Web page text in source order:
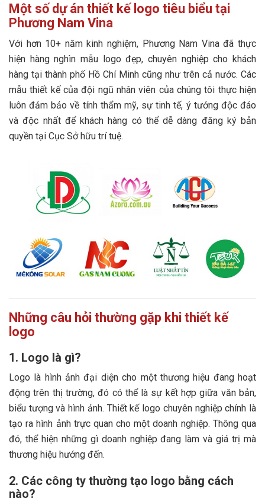
Một số dự án thiết kế logo tiêu biểu tại
Phương Nam Vina
Với hơn 10+ năm kinh nghiệm, Phương Nam Vina đã thực
hiện hàng nghìn mẫu logo đẹp, chuyên nghiệp cho khách
hàng tại thành phố Hồ Chí Minh cũng như trên cả nước. Các
mẫu thiết kế của đội ngũ nhân viên của chúng tôi thực hiện
luôn đảm bảo về tính thẩm mỹ, sự tinh tế, ý tưởng độc đáo
và độc nhất để khách hàng có thể dễ dàng đăng ký bản
quyền tại Cục Sở hữu trí tuệ.
Những câu hỏi thường gặp khi thiết kế
logo
1. Logo là gì?
Logo là hình ảnh đại diện cho một thương hiệu đang hoạt
động trên thị trường, đó có thể là sự kết hợp giữa văn bản,
biểu tượng và hình ảnh. Thiết kế logo chuyên nghiệp chính là
tạo ra hình ảnh trực quan cho một doanh nghiệp. Thông qua
đó, thể hiện những gì doanh nghiệp đang làm và giá trị mà
thương hiệu hướng đến.
2. Các công ty thường tạo logo bằng cách
nào?